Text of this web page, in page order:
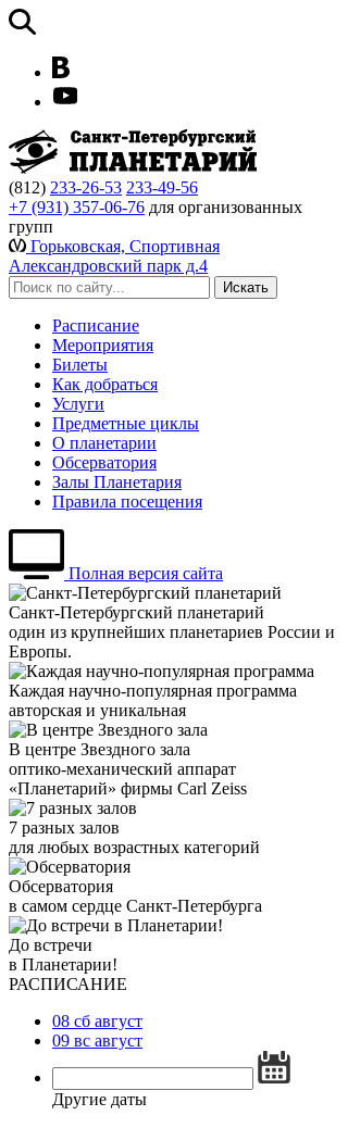
(812) 233-26-53 233-49-56
+7 (931) 357-06-76 для организованных
групп
Горьковская, Спортивная
Александровский парк д.4
Расписание
Мероприятия
Билеты
Как добраться
Услуги
Предметные циклы
О планетарии
Обсерватория
Залы Планетария
Правила посещения
Полная версия сайта
Санкт-Петербургский планетарий
один из крупнейших планетариев России и
Европы.
Каждая научно-популярная программа
авторская и уникальная
В центре Звездного зала
оптико-механический аппарат
«Планетарий» фирмы Carl Zeiss
7 разных залов
для любых возрастных категорий
Обсерватория
в самом сердце Санкт-Петербурга
До встречи
в Планетарии!
РАСПИСАНИЕ
08 сб август
09 вс август
Другие даты